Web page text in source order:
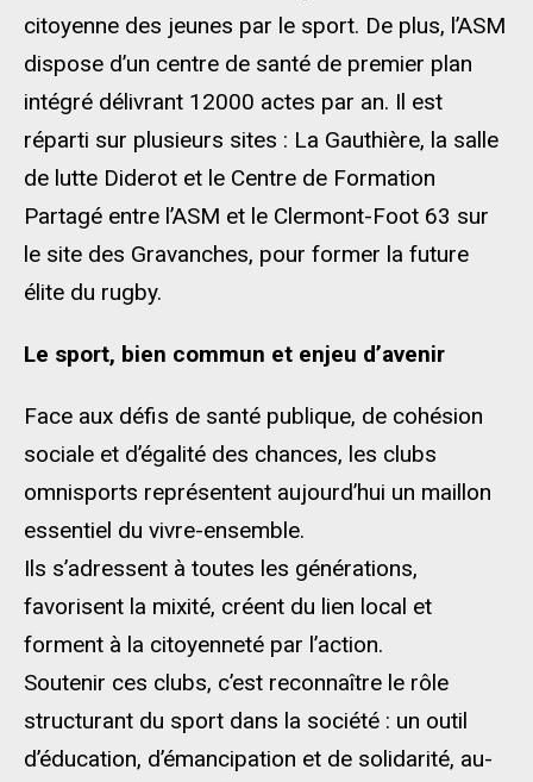
citoyenne des jeunes par le sport. De plus, l’ASM
dispose d’un centre de santé de premier plan
intégré délivrant 12000 actes par an. Il est
réparti sur plusieurs sites : La Gauthière, la salle
de lutte Diderot et le Centre de Formation
Partagé entre l’ASM et le Clermont-Foot 63 sur
le site des Gravanches, pour former la future
élite du rugby.
Le sport, bien commun et enjeu d’avenir
Face aux défis de santé publique, de cohésion
sociale et d’égalité des chances, les clubs
omnisports représentent aujourd’hui un maillon
essentiel du vivre-ensemble.
Ils s’adressent à toutes les générations,
favorisent la mixité, créent du lien local et
forment à la citoyenneté par l’action.
Soutenir ces clubs, c’est reconnaître le rôle
structurant du sport dans la société : un outil
d’éducation, d’émancipation et de solidarité, au-